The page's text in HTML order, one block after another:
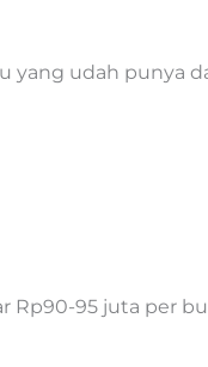
yang udah punya
Rp90-95 juta per